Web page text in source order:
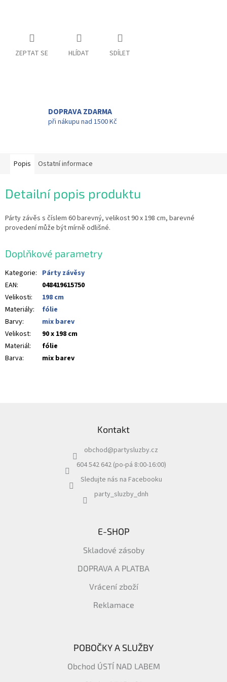
ZEPTAT SE HLÍDAT SDÍLET
DOPRAVA ZDARMA
při nákupu nad 1500 Kč
Popis Ostatní informace
Detailní popis produktu
Párty závěs s číslem 60 barevný, velikost 90 x 198 cm, barevné
provedení může být mírně odlišné.
Doplňkové parametry
Kategorie: Párty závěsy
EAN:
048419615750
Velikosti:
198 cm
Materiály:
fólie
Barvy:
mix barev
Velikost:
90 x 198 cm
Materiál:
fólie
Barva: mix barev
Kontakt
obchod@partysluzby.cz
604 542 642 (po-pá 8:00-16:00)
Sledujte nás na Facebooku
party_sluzby_dnh
E-SHOP
Skladové zásoby
DOPRAVA A PLATBA
Vrácení zboží
Reklamace
POBOČKY A SLUŽBY
Obchod ÚSTÍ NAD LABEM